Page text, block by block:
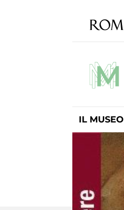
IL MUSEO